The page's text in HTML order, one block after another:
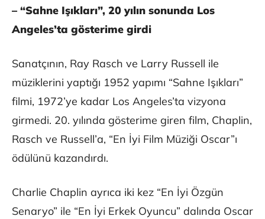
– “Sahne Işıkları”, 20 yılın sonunda Los
Angeles’ta gösterime girdi
Sanatçının, Ray Rasch ve Larry Russell ile
müziklerini yaptığı 1952 yapımı “Sahne Işıkları”
filmi, 1972’ye kadar Los Angeles’ta vizyona
girmedi. 20. yılında gösterime giren film, Chaplin,
Rasch ve Russell’a, “En İyi Film Müziği Oscar”ı
ödülünü kazandırdı.
Charlie Chaplin ayrıca iki kez “En İyi Özgün
Senaryo” ile “En İyi Erkek Oyuncu” dalında Oscar